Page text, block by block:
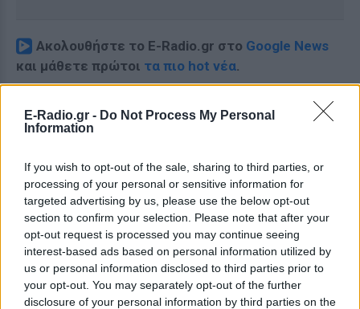
E-Radio.gr - Do Not Process My Personal
Information
If you wish to opt-out of the sale, sharing to third parties, or
processing of your personal or sensitive information for
targeted advertising by us, please use the below opt-out
section to confirm your selection. Please note that after your
opt-out request is processed you may continue seeing
interest-based ads based on personal information utilized by
us or personal information disclosed to third parties prior to
your opt-out. You may separately opt-out of the further
disclosure of your personal information by third parties on the
Ακολουθήστε το E-Radio.gr στο Google News
και μάθετε πρώτοι τα πιο hot νέα.
Ομορφιά,Σχέσειςκαι φυσικάCelebrities
στο νέο
Ακολουθήστε το E-Radio.gr και στο Instagram
ΔΙΑΦΗΜΙΣΗ